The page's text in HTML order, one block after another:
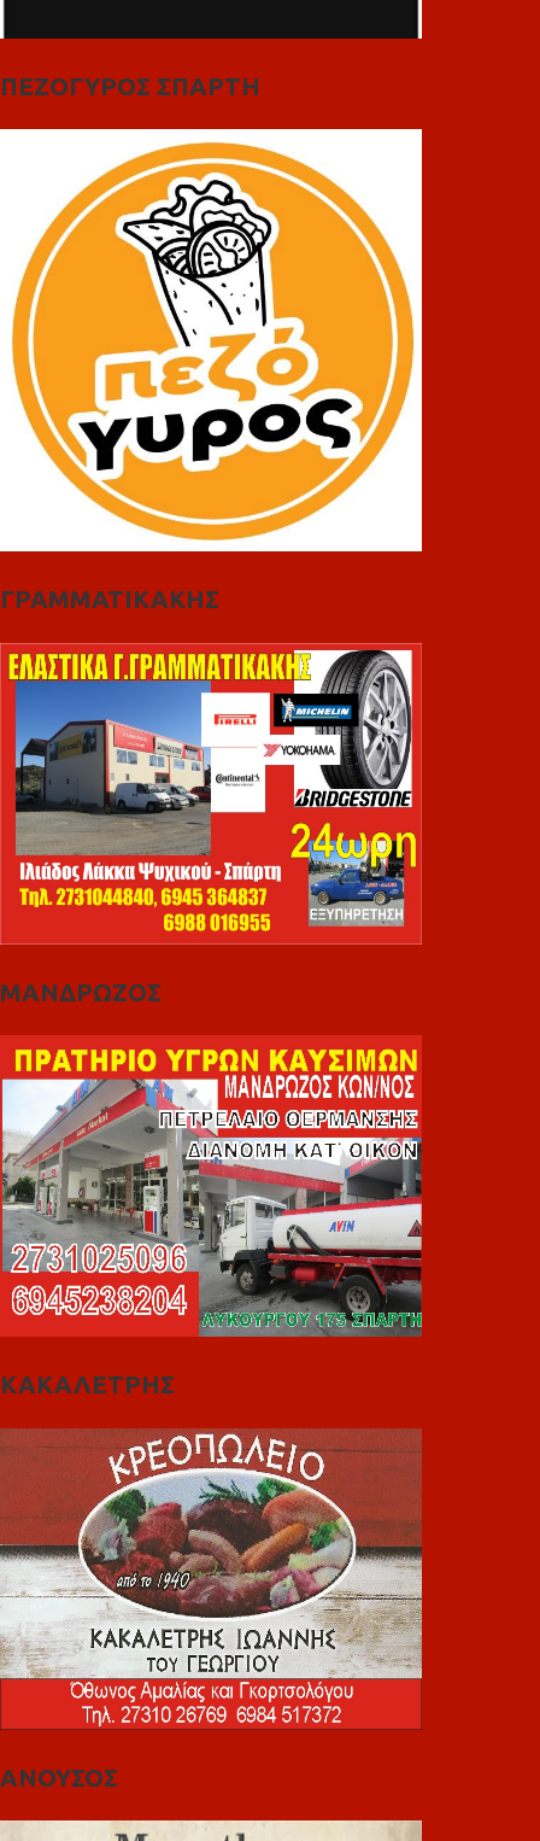
ΠΕΖΟΓΥΡΟΣ ΣΠΑΡΤΗ
ΓΡΑΜΜΑΤΙΚΑΚΗΣ
ΜΑΝΔΡΩΖΟΣ
ΚΑΚΑΛΕΤΡΗΣ
ΑΝΟΥΣΟΣ